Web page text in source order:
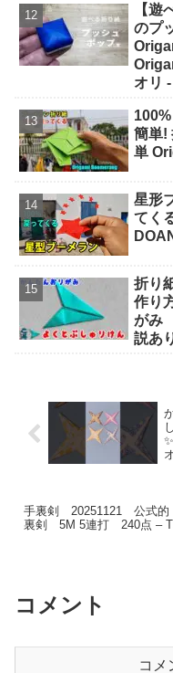
【遊
のプ
オリ
簡単!
単
星形
てく
折り
作り
がみ
説あ
手裏剣 20251121 公式
裏剣 5M 5連打 240点 –
コメント
コメ